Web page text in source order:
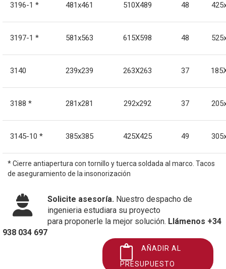
3196-1 * 481x461 510X489 48
3197-1 * 581x563 615X598 48
3140 239x239 263X263 37
3188 * 281x281 292x292 37
3145-10 * 385x385 425X425 49
* Cierre antiapertura con tornillo y tuerca soldada al marco. Tacos
de aseguramiento de la insonorización
Solicite asesoría. Nuestro despacho de
ingenieria estudiara su proyecto
para proponerle la mejor solución. Llámenos +34
938 034 697
AÑADIR AL
PRESUPUESTO